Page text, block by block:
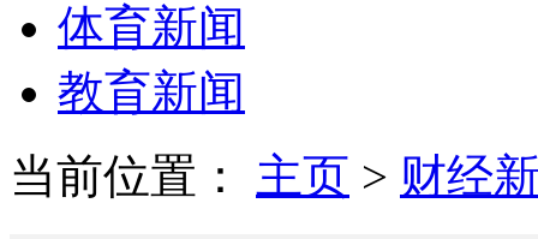
体育新闻
教育新闻
当前位置： 主页 > 财经